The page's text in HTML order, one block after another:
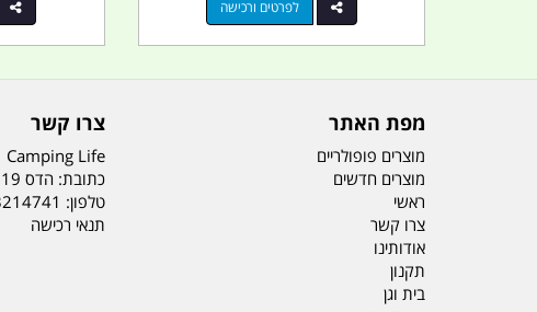
לפרטים ורכישה
מפת האתר
מוצרים פופולריים
מוצרים חדשים
ראשי
צרו קשר
אודותינו
תקנון
בית וגן
צרו קשר
Camping Life
כתובת: הדס 19 אור עקיבא
טלפון:
תנאי רכישה